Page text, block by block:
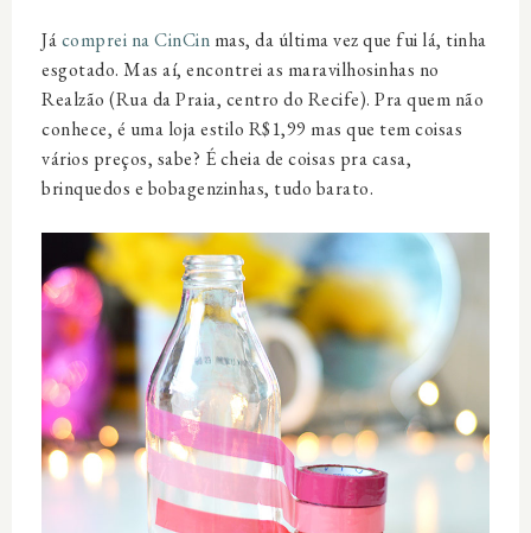
Jácomprei na CinCin mas, da última vez que fui lá, tinha
esgotado. Mas aí, encontrei as maravilhosinhas no
Realzão (Rua da Praia, centro do Recife). Pra quem não
conhece, é uma loja estilo R$1,99 mas que tem coisas
vários preços, sabe? É cheia de coisas pra casa,
brinquedos e bobagenzinhas, tudo barato.